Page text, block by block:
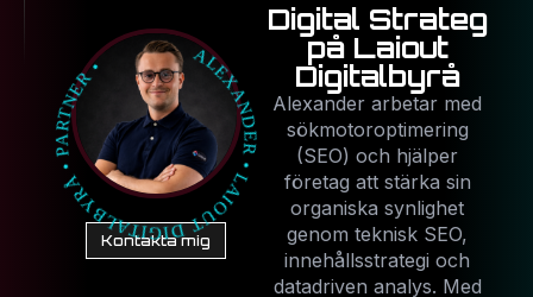
Kontakta mig
Digital Strateg
på Laiout
Digitalbyrå
Alexander arbetar med
sökmotoroptimering
(SEO) och hjälper
företag att stärka sin
organiska synlighet
genom teknisk SEO,
innehållsstrategi och
datadriven analys. Med